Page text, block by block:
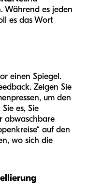
Während es jeden
es das Wort
einen Spiegel.
Zeigen Sie
um den
es, Sie
abwaschbare
auf den
wo sich die